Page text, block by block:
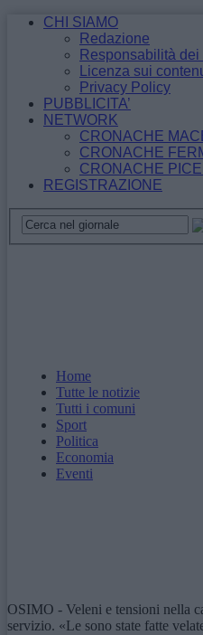
CHI SIAMO
Redazione
Responsabilità dei
Licenza sui
Privacy Policy
PUBBLICITA’
NETWORK
CRONACHE
CRONACHE
CRONACHE
REGISTRAZIONE
Home
Tutte le notizie
Tutti i comuni
Sport
Politica
Economia
Eventi
OSIMO - Veleni e tensioni nella
servizio. «Le sono state fatte